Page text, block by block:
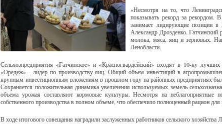
«Несмотря на то, что
показывать рекорд за рекордом.
занимает лидирующие позиции
Александр Дрозденко. Гатчинский
молока, мяса, яиц и зерновых.
Ленобласти.
Сельхозпредприятия «Гатчинское» и «Красногвардейский» входят в 10-ку
«Оредеж» - лидер по производству яиц. Общий объем инвестиций в
крупным инвестиционным вложениям в прошлом году на районных предприятиях
Сохраняется положительная динамика увеличения используемых земель
объема урожая составляют кормовые культуры. Несмотря на неблагоприятные
собственного производства в полном объеме, что обеспечило полноценный рацион
В ходе итогового совещания наградили заслуженных работников сельского хозяйства